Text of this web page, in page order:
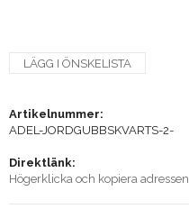
LÄGG I ÖNSKELISTA
Artikelnummer:
ADEL-JORDGUBBSKVARTS-2-
Direktlänk:
Högerklicka och kopiera adressen